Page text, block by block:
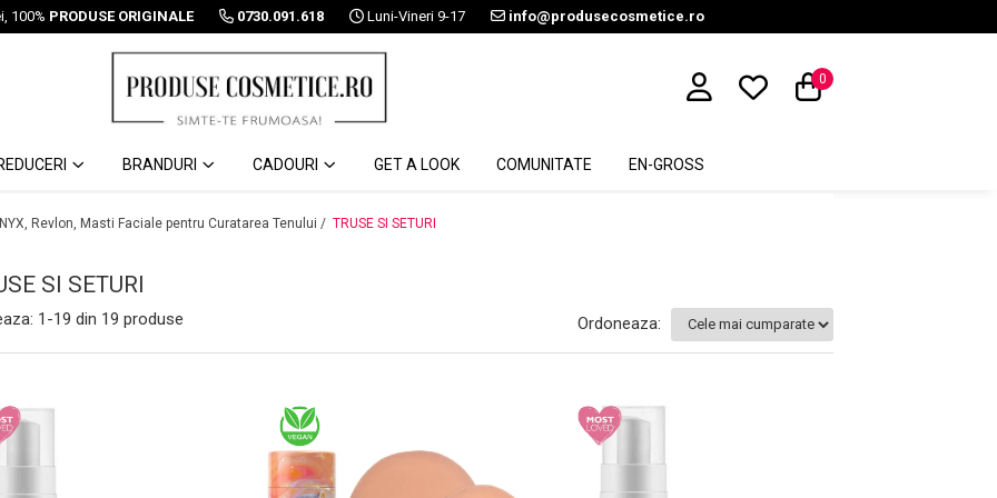
100% PRODUSE ORIGINALE 0730.091.618 Luni-Vineri 9-17 info@produsecosmetice.ro
0
BRANDURI CADOURI GET A LOOK COMUNITATE EN-GROSS
Revlon, Masti Faciale pentru Curatarea Tenului / TRUSE SI SETURI
SI SETURI
1-19 din 19 produse Ordoneaza: